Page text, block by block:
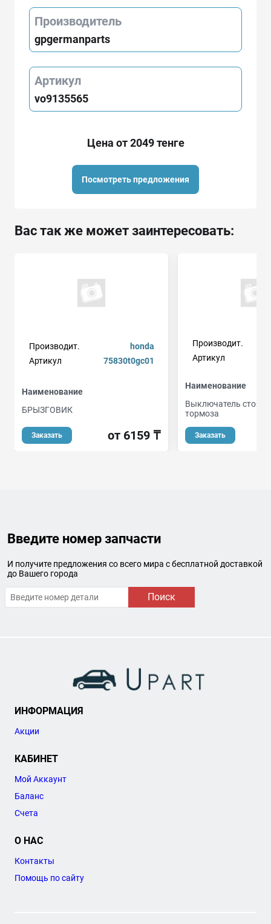
Производитель
gpgermanparts
Артикул
vo9135565
Цена от 2049 тенге
Посмотреть предложения
Вас так же может заинтересовать:
Производит.
honda
Артикул
75830t0gc01
Наименование
БРЫЗГОВИК
Заказать от 6159 ₸
Производит.
Артикул
Наименование
Выключатель
тормоза
Заказать
Введите номер запчасти
И получите предложения со всего мира с бесплатной доставкой
до Вашего города
Поиск
ИНФОРМАЦИЯ
Акции
КАБИНЕТ
Мой Аккаунт
Баланс
Счета
О НАС
Контакты
Помощь по сайту